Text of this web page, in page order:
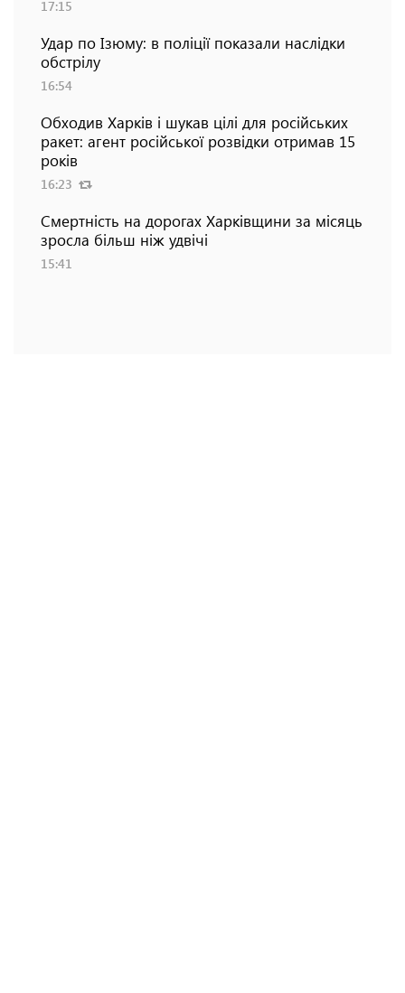
17:15
Удар по Ізюму: в поліції показали наслідки
обстрілу
16:54
Обходив Харків і шукав цілі для російських
ракет: агент російської розвідки отримав 15
років
16:23
Смертність на дорогах Харківщини за місяць
зросла більш ніж удвічі
15:41